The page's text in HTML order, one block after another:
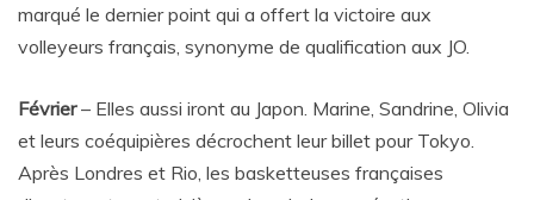
marqué le dernier point qui a offert la victoire aux
volleyeurs français, synonyme de qualification aux JO.
Février– Elles aussi iront au Japon. Marine, Sandrine, Olivia
et leurs coéquipières décrochent leur billet pour Tokyo.
Après Londres et Rio, les basketteuses françaises